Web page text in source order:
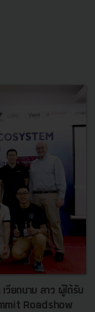
วียดนาม ลาว ผู้ได้รับ
Roadshow